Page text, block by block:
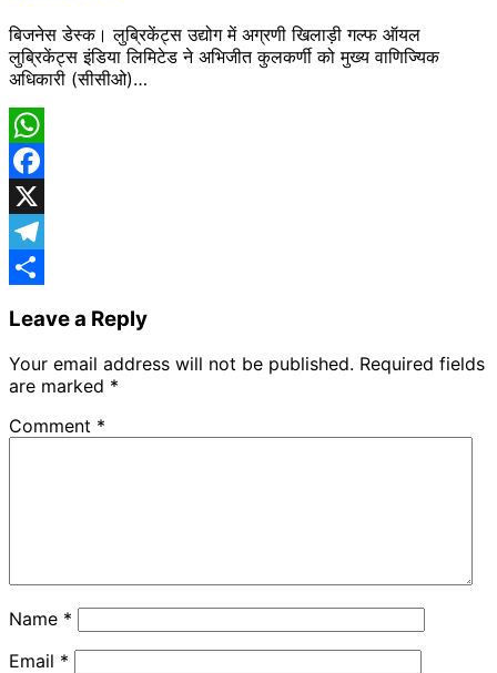
बिजनेस डेस्क। लुब्रिकेंट्स उद्योग में अग्रणी खिलाड़ी गल्फ ऑयल
लुब्रिकेंट्स इंडिया लिमिटेड ने अभिजीत कुलकर्णी को मुख्य वाणिज्यिक
अधिकारी (सीसीओ)…
WhatsApp
Facebook
X
Telegram
Leave a Reply
Your email address will not be published. Required fields
are marked *
Comment *
Name *
Email *